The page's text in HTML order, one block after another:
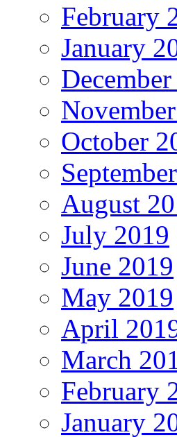
February
January
October
August
July 2019
June 2019
May 2019
April
March
February
January